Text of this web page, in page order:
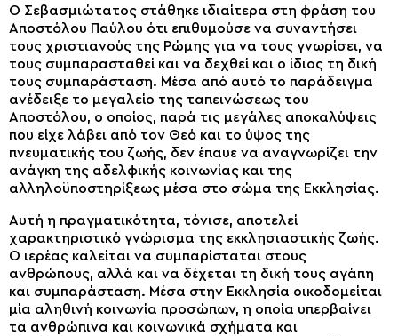
Ο Σεβασμιώτατος στάθηκε ιδιαίτερα στη φράση του
Αποστόλου Παύλου ότι επιθυμούσε να συναντήσει
τους χριστιανούς της Ρώμης για να τους γνωρίσει, να
τους συμπαρασταθεί και να δεχθεί και ο ίδιος τη δική
τους συμπαράσταση. Μέσα από αυτό το παράδειγμα
ανέδειξε το μεγαλείο της ταπεινώσεως του
Αποστόλου, ο οποίος, παρά τις μεγάλες αποκαλύψεις
που είχε λάβει από τον Θεό και το ύψος της
πνευματικής του ζωής, δεν έπαυε να αναγνωρίζει την
ανάγκη της αδελφικής κοινωνίας και της
αλληλοϋποστηρίξεως μέσα στο σώμα της Εκκλησίας.
Αυτή η πραγματικότητα, τόνισε, αποτελεί
χαρακτηριστικό γνώρισμα της εκκλησιαστικής ζωής.
Ο ιερέας καλείται να συμπαρίσταται στους
ανθρώπους, αλλά και να δέχεται τη δική τους αγάπη
και συμπαράσταση. Μέσα στην Εκκλησία οικοδομείται
μία αληθινή κοινωνία προσώπων, η οποία υπερβαίνει
τα ανθρώπινα και κοινωνικά σχήματα και